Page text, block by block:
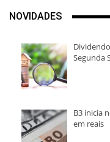
NOVIDADES
Segunda
B3 inicia
em reais